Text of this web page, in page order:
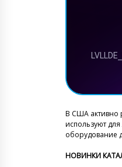
В США активно
используют
оборудование
НОВИНКИ